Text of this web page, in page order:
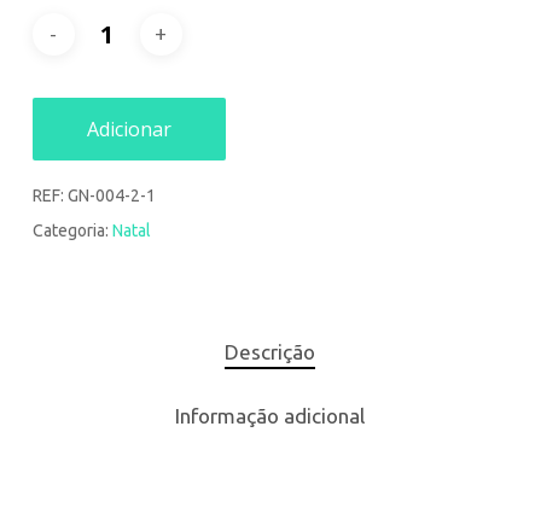
Adicionar
REF: GN-004-2-1
Categoria: Natal
Descrição
Informação adicional